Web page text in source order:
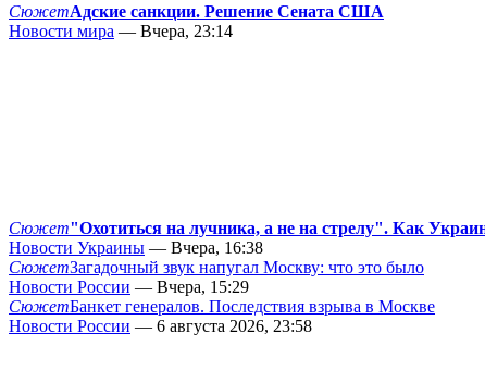
СюжетАдские санкции. Решение Сената США
Новости мира — Вчера, 23:14
Сюжет"Охотиться на лучника, а не на стрелу". Как
Новости Украины — Вчера, 16:38
СюжетЗагадочный звук напугал Москву: что это было
Новости России — Вчера, 15:29
СюжетБанкет генералов. Последствия взрыва в Москве
Новости России — 6 августа 2026, 23:58